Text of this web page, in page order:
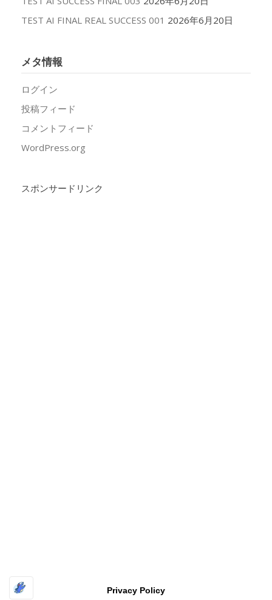
TEST AI FINAL REAL SUCCESS 001 2026年6月20日
メタ情報
ログイン
投稿フィード
コメントフィード
WordPress.org
スポンサードリンク
Privacy Policy